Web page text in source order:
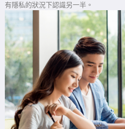
有隱私的狀況下認識另一半。